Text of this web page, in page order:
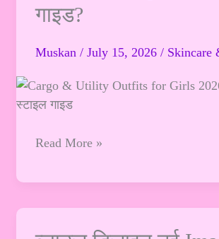
गाइड?
Muskan / July 15, 2026 / Skincare
Outfits
Girls
|
मुस्कान
स्टाइल
Read More »
ब्लाउज